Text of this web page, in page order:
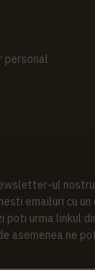
personal
ul
emailuri cu
poti urma linkul
asemenea ne